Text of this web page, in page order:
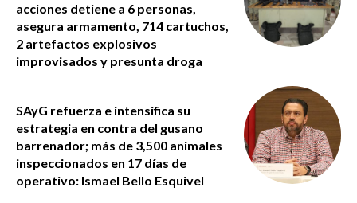
acciones detiene a 6 personas,
asegura armamento, 714 cartuchos,
2 artefactos explosivos
improvisados y presunta droga
SAyG refuerza e intensifica su
estrategia en contra del gusano
barrenador; más de 3,500 animales
inspeccionados en 17 días de
operativo: Ismael Bello Esquivel